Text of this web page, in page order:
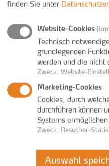
anfrage@easy-therm.com
IMPRESSUM AGB
© 2026 easyTherm
finden Sie unter
Website-Cookies
Technisch
grundlegenden
werden und die nicht
Zweck: Website-
Marketing-Cookies
Cookies, durch
durchführen können
Systems ermöglichen.
Zweck: Besucher-
Auswahl